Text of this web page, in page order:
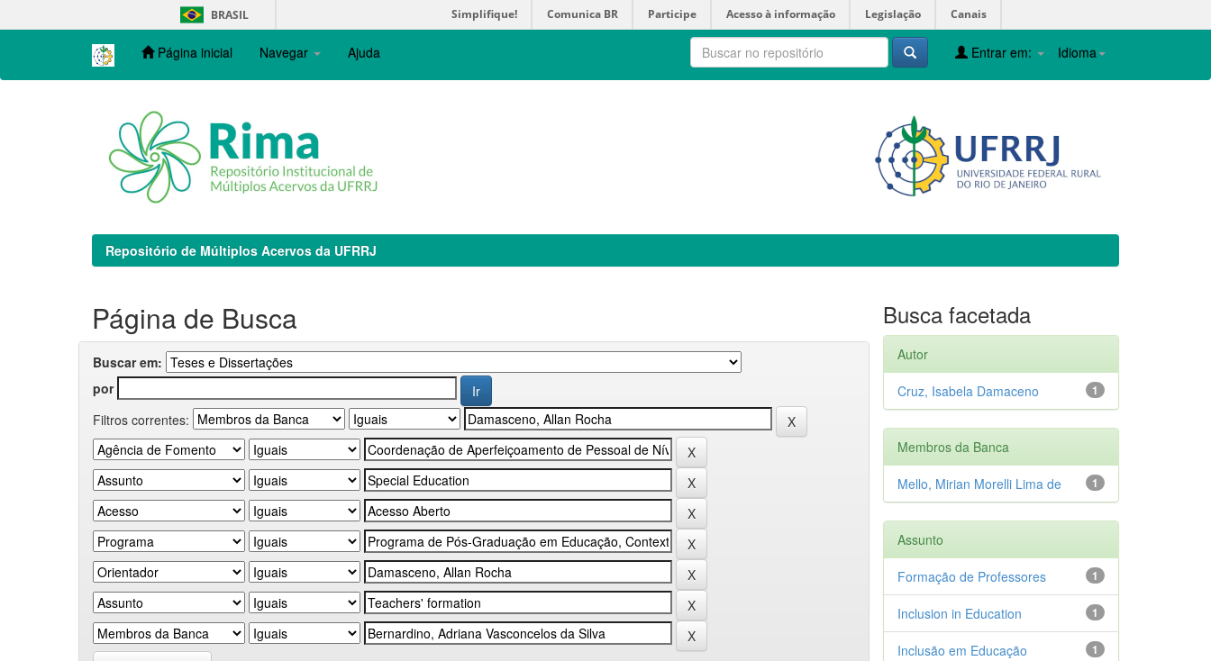
navigation
BRASIL Simplifique! Comunica BR Participe Acesso à informação Legislação Canais
Página inicial Navegar Ajuda Idioma
Entrar em:
Repositório de Múltiplos Acervos da UFRRJ
Página de Busca
Buscar em:
por
Filtros correntes:
Busca facetada
Autor
1
Cruz, Isabela Damaceno
Membros da Banca
1
Mello, Mirian Morelli Lima de
Assunto
1
Formação de Professores
1
Inclusion in Education
1
Inclusão em Educação